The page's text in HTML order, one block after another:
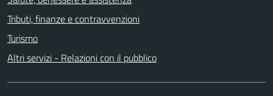
Tributi, finanze e contravvenzioni
Turismo
Altri servizi - Relazioni con il pubblico